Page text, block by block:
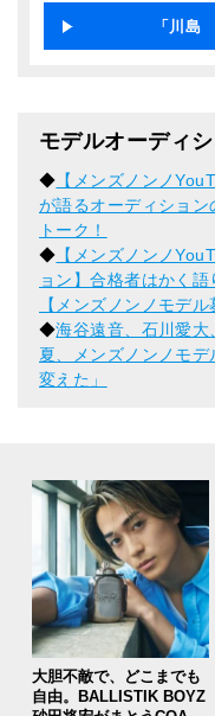
「川島
モデルオーディ
◆ 【メンズノンノ
が語るオーディショ
トーク！
◆ 【メンズノンノ
ョン】合格者はかく
【メンズノンノモデ
◆海谷遠音、石川愛
夏、メンズノンノモ
変えた」
大胆不敵で、どこまでも
自由。BALLISTIK BOYZ